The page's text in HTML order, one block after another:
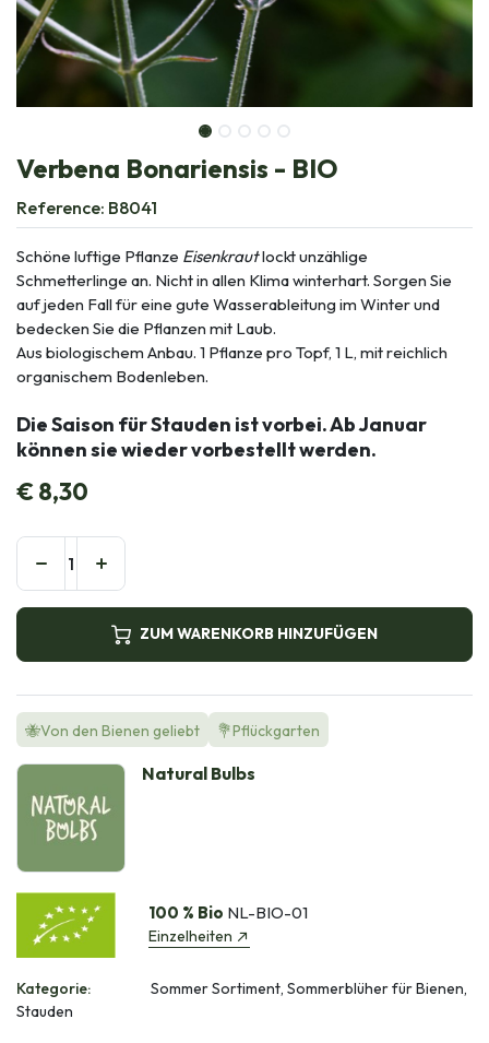
Verbena Bonariensis - BIO
Reference: B8041
Schöne luftige Pflanze Eisenkrautlockt unzählige
Schmetterlinge an. Nicht in allen Klima winterhart. Sorgen Sie
auf jeden Fall für eine gute Wasserableitung im Winter und
bedecken Sie die Pflanzen mit Laub.
Aus biologischem Anbau. 1 Pflanze pro Topf, 1 L, mit reichlich
organischem Bodenleben.
Die Saison für Stauden ist vorbei. Ab Januar
können sie wieder vorbestellt werden.
€8,30
ZUM WARENKORB HINZUFÜGEN
🐝Von den Bienen geliebt 💐Pflückgarten
Natural Bulbs
100 % Bio NL-BIO-01
Einzelheiten
Kategorie:
Sommer Sortiment, Sommerblüher für Bienen,
Stauden